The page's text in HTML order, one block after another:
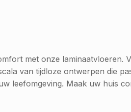
met onze laminaatvloeren.
van tijdloze ontwerpen die
leefomgeving. Maak uw huis